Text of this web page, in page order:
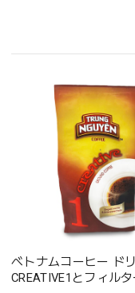
ベトナムコーヒー ド
CREATIVE1とフィル